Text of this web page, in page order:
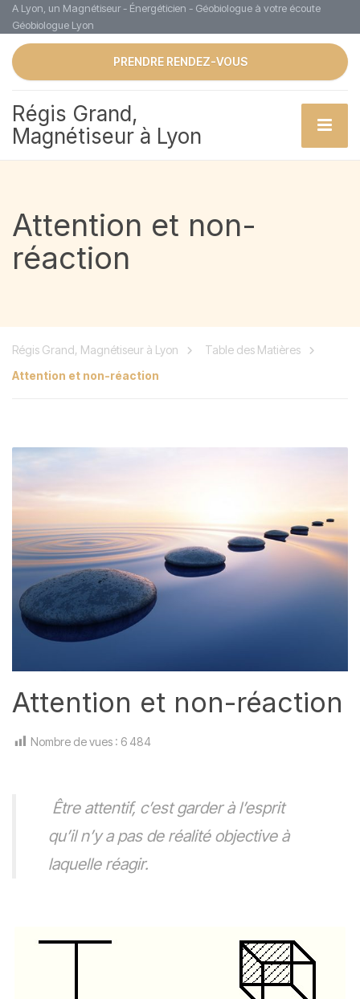
A Lyon, un Magnétiseur - Énergéticien - Géobiologue à votre écoute
Géobiologue Lyon
PRENDRE RENDEZ-VOUS
Régis Grand,
Magnétiseur à Lyon
Attention et non-
réaction
Régis Grand, Magnétiseur à Lyon
Table des Matières
Attention et non-réaction
Attention et non-réaction
Nombre de vues : 6 484
Être attentif, c’est garder à l’esprit
qu’il n’y a pas de réalité objective à
laquelle réagir.